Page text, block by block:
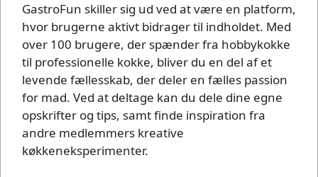
GastroFun skiller sig ud ved at være en platform,
hvor brugerne aktivt bidrager til indholdet. Med
over 100 brugere, der spænder fra hobbykokke
til professionelle kokke, bliver du en del af et
levende fællesskab, der deler en fælles passion
for mad. Ved at deltage kan du dele dine egne
opskrifter og tips, samt finde inspiration fra
andre medlemmers kreative
køkkeneksperimenter.